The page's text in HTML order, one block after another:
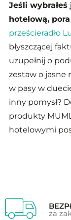
Jeśli
hotelową,
prześcieradło
błyszczącej
uzupełnij o
zestaw o jasne
w pasy w
inny pomysł?
produkty
hotelowymi
za